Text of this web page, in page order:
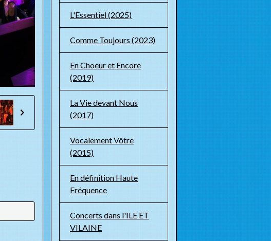
L'Essentiel (2025)
Comme Toujours (2023)
En Choeur et Encore
(2019)
La Vie devant Nous
(2017)
Vocalement Vôtre
(2015)
En définition Haute
Fréquence
Concerts dans l'ILE ET
VILAINE